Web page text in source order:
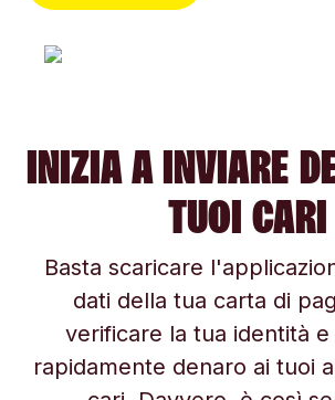
INIZIA A INVIARE
TUOI CARI
Basta scaricare
dati della tua carta di
verificare la tua identità
rapidamente denaro ai tuoi